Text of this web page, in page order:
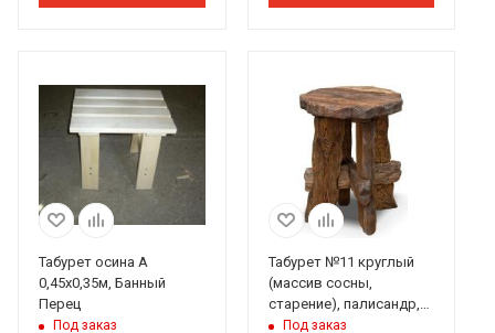
Табурет осина А
0,45х0,35м, Банный
Перец
Под заказ
Табурет №11 круглый
(массив сосны,
старение), палисандр,
ИРБПод заказ